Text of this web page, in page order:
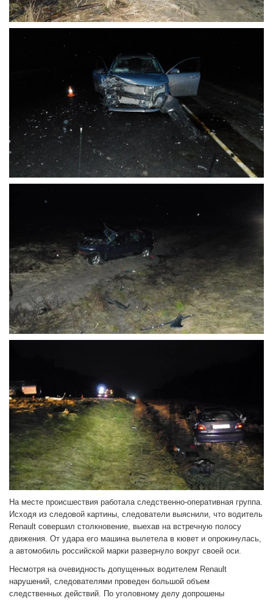
На месте происшествия работала следственно-оперативная группа.
Исходя из следовой картины, следователи выяснили, что водитель
Renault совершил столкновение, выехав на встречную полосу
движения. От удара его машина вылетела в кювет и опрокинулась,
а автомобиль российской марки развернуло вокруг своей оси.
Несмотря на очевидность допущенных водителем Renault
нарушений, следователями проведен большой объем
следственных действий. По уголовному делу допрошены